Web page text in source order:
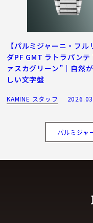
【パルミジャーニ・フル
ダPF GMT ラトラパンテ
ァスカグリーン”｜自然
しい文字盤
KAMINE スタッフ
パルミジャ